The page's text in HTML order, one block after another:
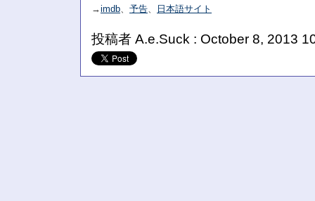
→imdb、 予告、 日本語サイト
投稿者 A.e.Suck : October 8, 2013